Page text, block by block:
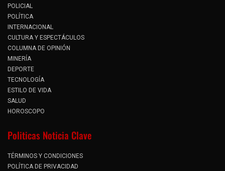
POLICIAL
POLÍTICA
INTERNACIONAL
CULTURA Y ESPECTÁCULOS
COLUMNA DE OPINIÓN
MINERÍA
DEPORTE
TECNOLOGÍA
ESTILO DE VIDA
SALUD
HOROSCOPO
Politicas Noticia Clave
TÉRMINOS Y CONDICIONES
POLÍTICA DE PRIVACIDAD